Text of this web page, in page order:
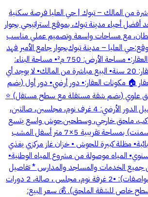
من المالك – تبوك | حي العليا فرصة سكنية
أفضل أحياء مدينة تبوك، بموقع استراتيجي بجوار
مع مساحات واسعة وتصميم عملي مناسب
حي العليا – مدينة تبوك بجوار جامع الأمير فهد
بن سلطان 📐 تفاصيل العقار: • مساحة الأرض: 750 م² • مساحة البناء:
700 م² تقريباً • عمر العقار: 20 سنة • البيع مباشرة من المالك • لا يوجد أي
🏠 مكونات العقار: • دور أرضي • دور أول (يضم
علوي (يضم شقة مستقلة مع سطح مستقل) ⭐
مميزات إضافية: * تفاصيل الدور الأرضي: 4 غرف نوم، مجلسين، صالتين،
راكب، ملحق خارجي، وسطحين.حوش واسع يتسع
لأربع سيارات. • قبو (بيسمنت) بمساحة تقريبية 5×7 متر أسفل المشب
• مظلة كبيرة للحوش • خزان غاز مركزي يغذي
سنوي • المياه موصولة من مشروع المياه الوطنية •
الخدمات والمساجد والمدارس * تفاصيل
الشقة(جميعها نفس المواصفات): •2 غرفة نوم، مجلس ، صالة، 2 دورات
خاص للشقة الملحق). 💰 سعر البيع: